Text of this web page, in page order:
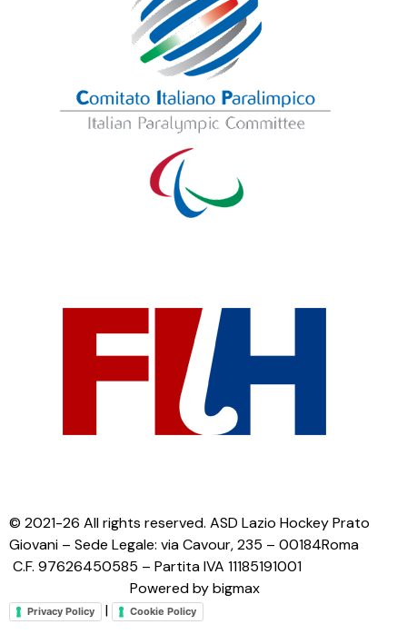
© 2021-26 All rights reserved. ASD Lazio Hockey Prato
Giovani – Sede Legale: via Cavour, 235 – 00184Roma
C.F. 97626450585 – Partita IVA 11185191001
Powered by bigmax
Privacy Policy | Cookie Policy